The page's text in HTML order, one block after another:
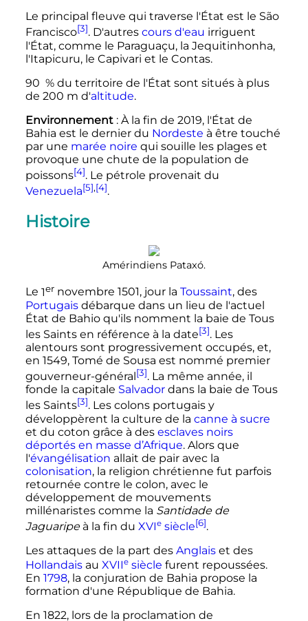
Le principal fleuve qui traverse l'État est le São
Francisco[3]. D'autres cours d'eau irriguent
l'État, comme le Paraguaçu, la Jequitinhonha,
l'Itapicuru, le Capivari et le Contas.
90 % du territoire de l'État sont situés à plus
de 200 m d'altitude.
Environnement : À la fin de 2019, l'État de
Bahia est le dernier du Nordeste à être touché
par une marée noire qui souille les plages et
provoque une chute de la population de
poissons[4]. Le pétrole provenait du
Venezuela[5],[4].
Histoire
Amérindiens Pataxó.
Le 1ernovembre 1501, jour la Toussaint, des
Portugaisdébarque dans un lieu de l'actuel
État de Bahio qu'ils nomment la baie de Tous
les Saints en référence à la date[3]. Les
alentours sont progressivement occupés, et,
en 1549, Tomé de Sousa est nommé premier
gouverneur-général [3]. La même année, il
fonde la capitale Salvadordans la baie de Tous
les Saints[3]. Les colons portugais y
développèrent la culture de la canne à sucre
et du coton grâce à des esclaves noirs
déportés en masse d’Afrique. Alors que
l'évangélisation allait de pair avec la
colonisation, la religion chrétienne fut parfois
retournée contre le colon, avec le
développement de mouvements
millénaristes comme la Santidade de
Jaguaripeà la fin du XVIesiècle[6].
Les attaques de la part des Anglaiset des
Hollandaisau XVIIesiècle furent repoussées.
En 1798, la conjuration de Bahia propose la
formation d'une République de Bahia.
En 1822, lors de la proclamation de